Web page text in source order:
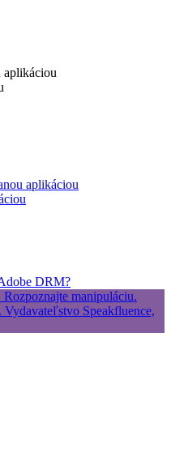
aplikáciou
aplikáciou
DRM?